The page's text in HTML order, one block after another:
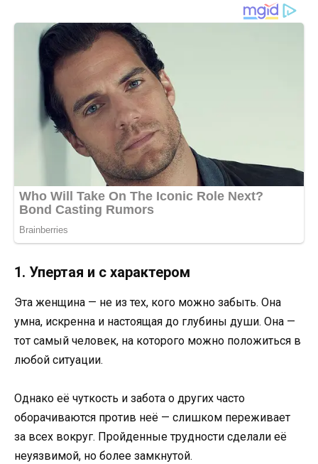
1. Упертая и с характером
Эта женщина — не из тех, кого можно забыть. Она
умна, искренна и настоящая до глубины души. Она —
тот самый человек, на которого можно положиться в
любой ситуации.
Однако её чуткость и забота о других часто
оборачиваются против неё — слишком переживает
за всех вокруг. Пройденные трудности сделали её
неуязвимой, но более замкнутой.